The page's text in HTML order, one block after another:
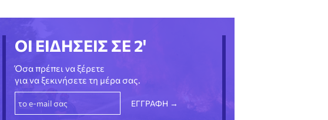
ΟΙ ΕΙΔΗΣΕΙΣ ΣΕ 2'
Όσα πρέπει να ξέρετε
για να ξεκινήσετε τη μέρα σας.